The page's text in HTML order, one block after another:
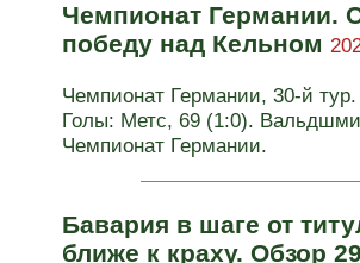
Чемпионат Германии.
победу над Кельном
Чемпионат Германии, 30-й
Голы: Метс, 69 (1:0).
Чемпионат Германии.
Бавария в шаге от
ближе к краху. Обзор